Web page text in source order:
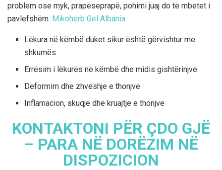
problem ose myk, prapëseprapë, pohimi juaj do të mbetet i
pavlefshëm. Mikoherb Gel Albania
Lëkura në këmbë duket sikur është gërvishtur me
shkumës
Errësim i lëkurës në këmbë dhe midis gishtërinjve
Deformim dhe zhveshje e thonjve
Inflamacion, skuqje dhe kruajtje e thonjve
KONTAKTONI PËR ÇDO GJË
– PARA NË DORËZIM NË
DISPOZICION